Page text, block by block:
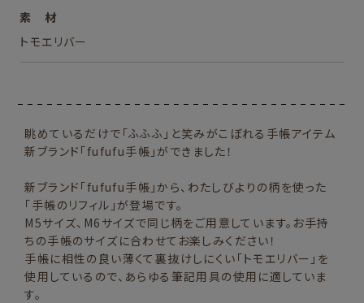
素 材
トモエリバー
眺めているだけで「ふふふ」と笑みがこぼれる手帳アイテム
新ブランド「fufufu手帳」ができました！
新ブランド「fufufu手帳」から、わたしびよりの柄を使った
「手帳のリフィル」が登場です。
M5サイズ、M6サイズで同じ柄をご用意しています。お手持
ちの手帳のサイズに合わせてお楽しみください！
手帳に相性の良い薄くて裏抜けしにくい「トモエリバー」を
使用しているので、あらゆる筆記用具の使用に適していま
す。